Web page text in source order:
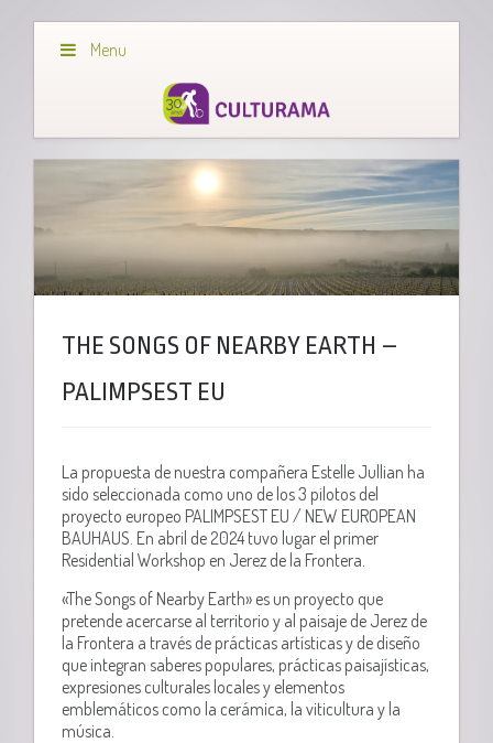
Menu
THE SONGS OF NEARBY EARTH –
PALIMPSEST EU
La propuesta de nuestra compañera Estelle Jullian ha
sido seleccionada como uno de los 3 pilotos del
proyecto europeo PALIMPSEST EU / NEW EUROPEAN
BAUHAUS. En abril de 2024 tuvo lugar el primer
Residential Workshop en Jerez de la Frontera.
«The Songs of Nearby Earth» es un proyecto que
pretende acercarse al territorio y al paisaje de Jerez de
la Frontera a través de prácticas artísticas y de diseño
que integran saberes populares, prácticas paisajísticas,
expresiones culturales locales y elementos
emblemáticos como la cerámica, la viticultura y la
música.